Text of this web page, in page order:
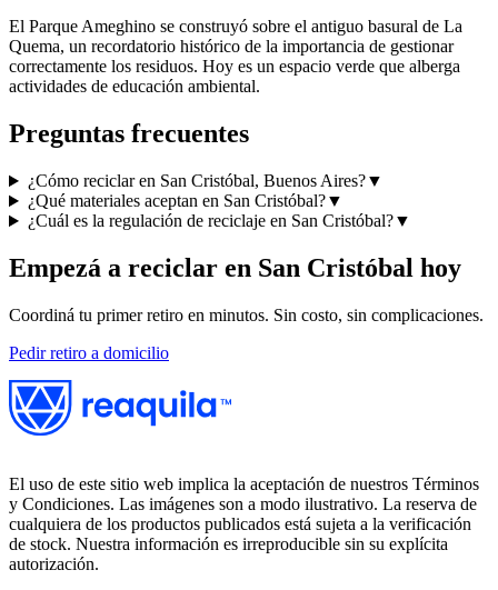
El Parque Ameghino se construyó sobre el antiguo basural de La
Quema, un recordatorio histórico de la importancia de gestionar
correctamente los residuos. Hoy es un espacio verde que alberga
actividades de educación ambiental.
Preguntas frecuentes
¿Cómo reciclar en San Cristóbal, Buenos Aires?▼
¿Qué materiales aceptan en San Cristóbal?▼
¿Cuál es la regulación de reciclaje en San Cristóbal?▼
Empezá a reciclar en San Cristóbal hoy
Coordiná tu primer retiro en minutos. Sin costo, sin complicaciones.
Pedir retiro a domicilio
El uso de este sitio web implica la aceptación de nuestros Términos
y Condiciones. Las imágenes son a modo ilustrativo. La reserva de
cualquiera de los productos publicados está sujeta a la verificación
de stock. Nuestra información es irreproducible sin su explícita
autorización.